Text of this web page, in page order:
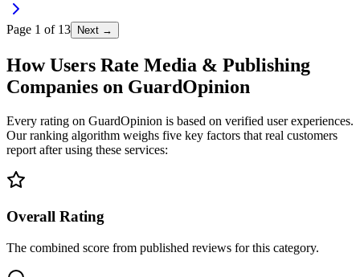
Page 1 of 13 Next →
How Users Rate Media & Publishing
Companies on GuardOpinion
Every rating on GuardOpinion is based on verified user experiences.
Our ranking algorithm weighs five key factors that real customers
report after using these services:
Overall Rating
The combined score from published reviews for this category.